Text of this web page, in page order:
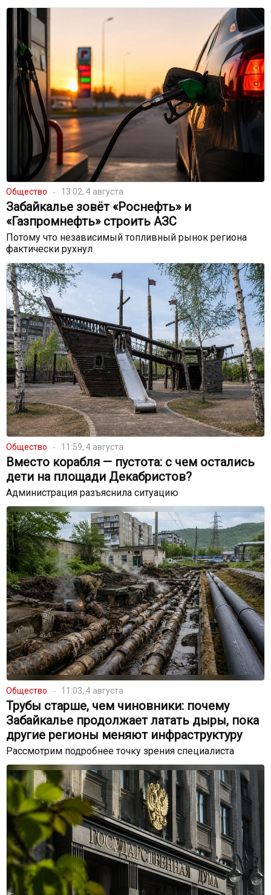
Общество 13:02, 4 августа
Забайкалье зовёт «Роснефть» и
«Газпромнефть» строить АЗС
Потому что независимый топливный рынок региона
фактически рухнул
Общество 11:59, 4 августа
Вместо корабля — пустота: с чем остались
дети на площади Декабристов?
Администрация разъяснила ситуацию
Общество 11:03, 4 августа
Трубы старше, чем чиновники: почему
Забайкалье продолжает латать дыры, пока
другие регионы меняют инфраструктуру
Рассмотрим подробнее точку зрения специалиста